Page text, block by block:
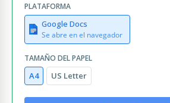
PLATAFORMA
Google Docs
Se abre en el navegador
TAMAÑO DEL PAPEL
A4 US Letter